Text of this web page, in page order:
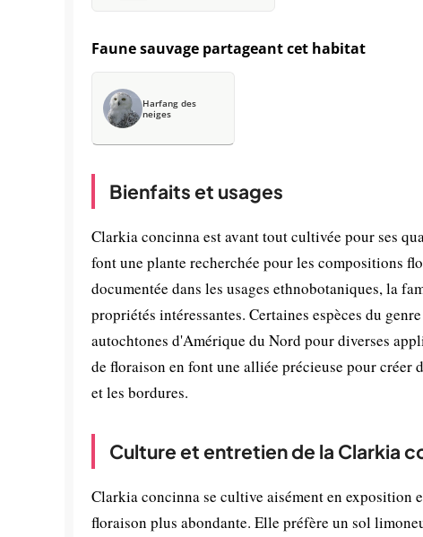
Faune sauvage partageant cet habitat
Harfang des
neiges
Bienfaits et usages
Clarkia concinna est avant tout cultivée pour ses
font une plante recherchée pour les compositions
documentée dans les usages ethnobotaniques, la
propriétés intéressantes. Certaines espèces du
autochtones d'Amérique du Nord pour diverses
de floraison en font une alliée précieuse pour créer
et les bordures.
Culture et entretien de la Clarkia
Clarkia concinna se cultive aisément en
floraison plus abondante. Elle préfère un sol